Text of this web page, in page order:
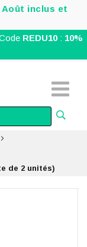
Août inclus et
REDU10: 10%
de 2 unités)